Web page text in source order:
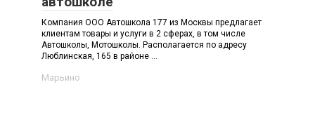
Компания ООО Автошкола 177 из Москвы предлагает
клиентам товары и услуги в 2 сферах, в том числе
Автошколы, Мотошколы. Располагается по адресу
Люблинская, 165 в районе ...
Марьино